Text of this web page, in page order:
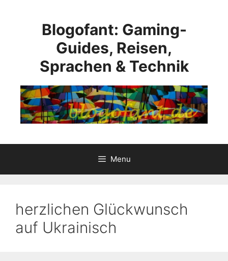
Blogofant: Gaming-
Guides, Reisen,
Sprachen & Technik
Menu
herzlichen Glückwunsch
auf Ukrainisch